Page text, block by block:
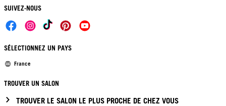
SUIVEZ-NOUS
SÉLECTIONNEZ UN PAYS
France
TROUVER UN SALON
TROUVER LE SALON LE PLUS PROCHE DE CHEZ VOUS